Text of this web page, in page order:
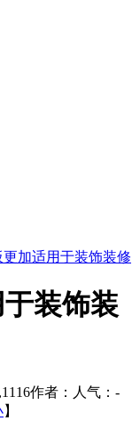
加适用于装饰装修
装饰装
作者： 人气： -
】